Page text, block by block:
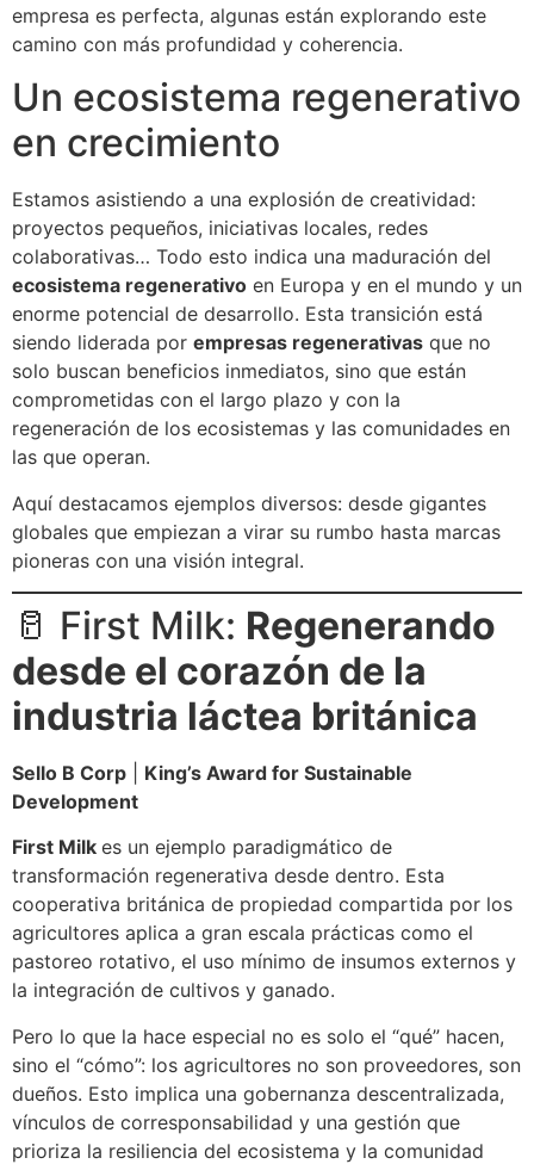
empresa es perfecta, algunas están explorando este
camino con más profundidad y coherencia.
Un ecosistema regenerativo
en crecimiento
Estamos asistiendo a una explosión de creatividad:
proyectos pequeños, iniciativas locales, redes
colaborativas… Todo esto indica una maduración del
ecosistema regenerativo en Europa y en el mundo y un
enorme potencial de desarrollo. Esta transición está
siendo liderada por empresas regenerativas que no
solo buscan beneficios inmediatos, sino que están
comprometidas con el largo plazo y con la
regeneración de los ecosistemas y las comunidades en
las que operan.
Aquí destacamos ejemplos diversos: desde gigantes
globales que empiezan a virar su rumbo hasta marcas
pioneras con una visión integral.
🥛 First Milk: Regenerando
desde el corazón de la
industria láctea británica
Sello B Corp
King’s Award for Sustainable
Development
First Milk es un ejemplo paradigmático de
transformación regenerativa desde dentro. Esta
cooperativa británica de propiedad compartida por los
agricultores aplica a gran escala prácticas como el
pastoreo rotativo, el uso mínimo de insumos externos y
la integración de cultivos y ganado.
Pero lo que la hace especial no es solo el “qué” hacen,
sino el “cómo”: los agricultores no son proveedores, son
dueños. Esto implica una gobernanza descentralizada,
vínculos de corresponsabilidad y una gestión que
prioriza la resiliencia del ecosistema y la comunidad